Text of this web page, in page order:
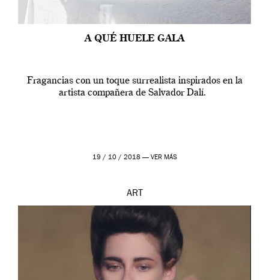
A QUÉ HUELE GALA
Fragancias con un toque surrealista inspirados en la
artista compañera de Salvador Dalí.
19 / 10 / 2018 — VER MÁS
ART